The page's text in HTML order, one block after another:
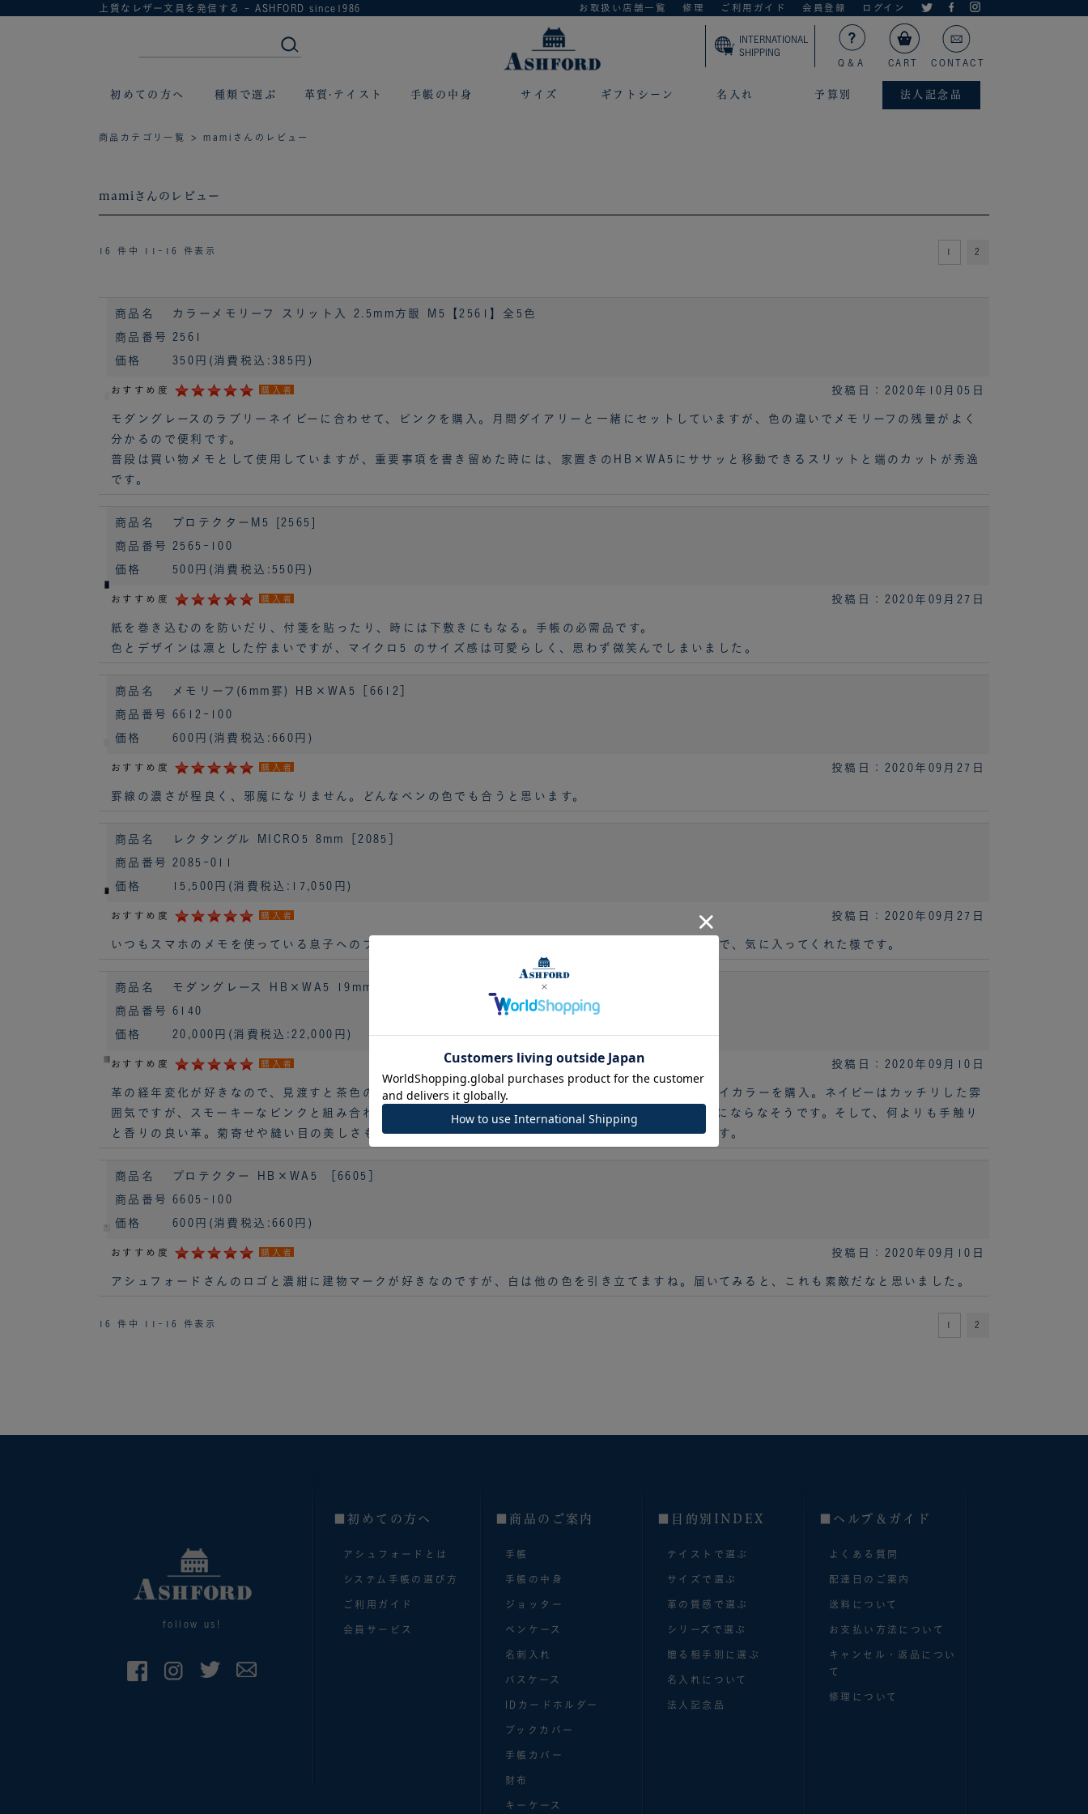
上質なレザー文具を発信する - ASHFORD since1986 お取扱い店舗一覧 修理 ご利用ガイド 会員登録 ログイン
INTERNATIONAL
SHIPPING
Q＆A
CART CONTACT
初めての方へ 種類で選ぶ 革質·テイスト 手帳の中身 サイズ ギフトシーン 名入れ 予算別 法人記念品
商品カテゴリ一覧 > mamiさんのレビュー
mamiさんのレビュー
16 件中 11-16 件表示 2
商品名 カラーメモリーフ スリット入 2.5mm方眼 M5【2561】全5色
商品番号 2561
価格 350円 (消費税込:385円)
投稿日：2020年10月05日
おすすめ度 購入者
モダングレースのラブリーネイビーに合わせて、ピンクを購入。月間ダイアリーと一緒にセットしていますが、色の違いでメモリーフの残量がよく
分かるので便利です。
普段は買い物メモとして使用していますが、重要事項を書き留めた時には、家置きのHB×WA5にササッと移動できるスリットと端のカットが秀逸
です。
商品名 プロテクターM5 [2565]
商品番号 2565-100
価格 500円 (消費税込:550円)
投稿日：2020年09月27日
おすすめ度 購入者
紙を巻き込むのを防いだり、付箋を貼ったり、時には下敷きにもなる。手帳の必需品です。
色とデザインは凛とした佇まいですが、マイクロ5 のサイズ感は可愛らしく、思わず微笑んでしまいました。
商品名 メモリーフ(6mm罫) HB×WA5［6612］
商品番号 6612-100
価格 600円 (消費税込:660円)
投稿日：2020年09月27日
おすすめ度 購入者
罫線の濃さが程良く、邪魔になりません。どんなペンの色でも合うと思います。
商品名 レクタングル MICRO5 8mm［2085］
商品番号 2085-011
価格 15,500円 (消費税込:17,050円)
投稿日：2020年09月27日
おすすめ度 購入者
いつもスマホのメモを使っている息子へのプレゼントです。滑らかな革と角の金具が大人っぽい雰囲気で、気に入ってくれた様です。
商品名 モダングレース HB×WA5 19mm [6140]
商品番号 6140
価格 20,000円 (消費税込:22,000円)
投稿日：2020年09月10日
おすすめ度 購入者
革の経年変化が好きなので、見渡すと茶色の小物ばかりになっていました。今年は思い切って可愛いバイカラーを購入。ネイビーはカッチリした雰
囲気ですが、スモーキーなピンクと組み合わされて優しい雰囲気です。背面がネイビーなので汚れも気にならなそうです。そして、何よりも手触り
と香りの良い革。菊寄せや縫い目の美しさも完璧です。画像で見る以上に高級感があり、満足しています。
商品名 プロテクター HB×WA5 ［6605］
商品番号 6605-100
価格 600円 (消費税込:660円)
投稿日：2020年09月10日
おすすめ度 購入者
アシュフォードさんのロゴと濃紺に建物マークが好きなのですが、白は他の色を引き立てますね。届いてみると、これも素敵だなと思いました。
16 件中 11-16 件表示 2
follow us!
■初めての方へ
アシュフォードとは
システム手帳の選び方
ご利用ガイド
会員サービス
■商品のご案内
手帳
手帳の中身
ジョッター
ペンケース
名刺入れ
パスケース
IDカードホルダー
ブックカバー
手帳カバー
財布
キーケース
■目的別INDEX
テイストで選ぶ
サイズで選ぶ
革の質感で選ぶ
シリーズで選ぶ
贈る相手別に選ぶ
名入れについて
法人記念品
■へルプ＆ガイド
よくある質問
配達日のご案内
送料について
お支払い方法について
キャンセル・返品につい
て
修理について